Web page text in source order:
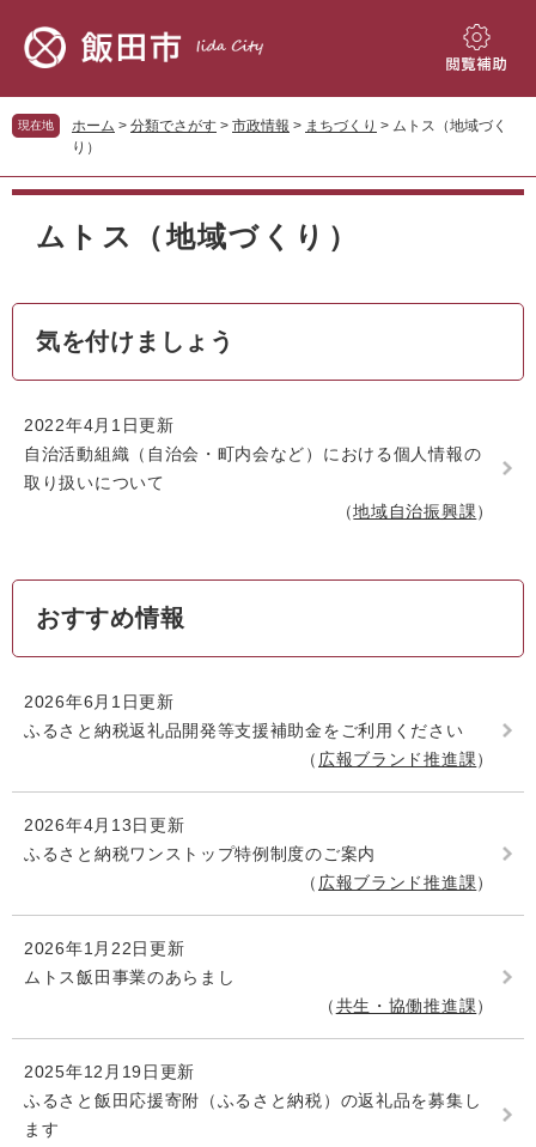
先
頭
す。
を
飛
し
閲
補
現在地 ホーム > 分類でさがす > 市政情報 > まちづくり > ムトス（地域づく
り）
本
ムトス（地域づくり）
気を付けましょう
2022年4月1日更新
自治活動組織（自治会・町内会など）における個人情報の
取り扱いについて
地域自治振興課
おすすめ情報
2026年6月1日更新
ふるさと納税返礼品開発等支援補助金をご利用ください
広報ブランド推進課
2026年4月13日更新
ふるさと納税ワンストップ特例制度のご案内
広報ブランド推進課
2026年1月22日更新
ムトス飯田事業のあらまし
共生・協働推進課
2025年12月19日更新
ふるさと飯田応援寄附（ふるさと納税）の返礼品を募集し
ます